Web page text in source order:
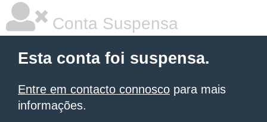
Conta Suspensa
Esta conta foi suspensa.
Entre em contacto connosco para mais
informações.